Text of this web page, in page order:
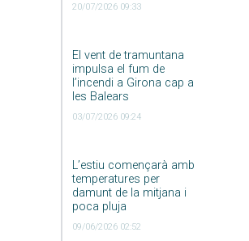
20/07/2026 09:33
El vent de tramuntana
impulsa el fum de
l’incendi a Girona cap a
les Balears
03/07/2026 09:24
L’estiu començarà amb
temperatures per
damunt de la mitjana i
poca pluja
09/06/2026 02:52